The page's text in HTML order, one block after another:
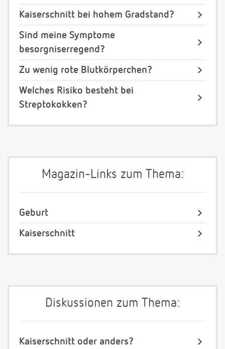
Kaiserschnitt bei hohem Gradstand?
Sind meine Symptome
besorgniserregend?
Zu wenig rote Blutkörperchen?
Welches Risiko besteht bei
Streptokokken?
Magazin-Links zum Thema:
Geburt
Kaiserschnitt
Diskussionen zum Thema:
Kaiserschnitt oder anders?